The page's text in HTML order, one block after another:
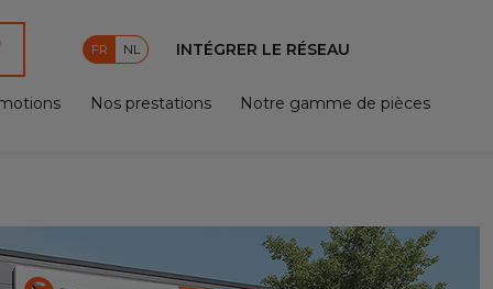
FR NL INTÉGRER LE RÉSEAU
Nos prestations Notre gamme de pièces